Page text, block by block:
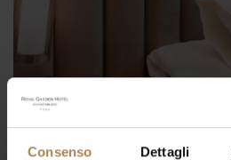
Consenso Dettagli